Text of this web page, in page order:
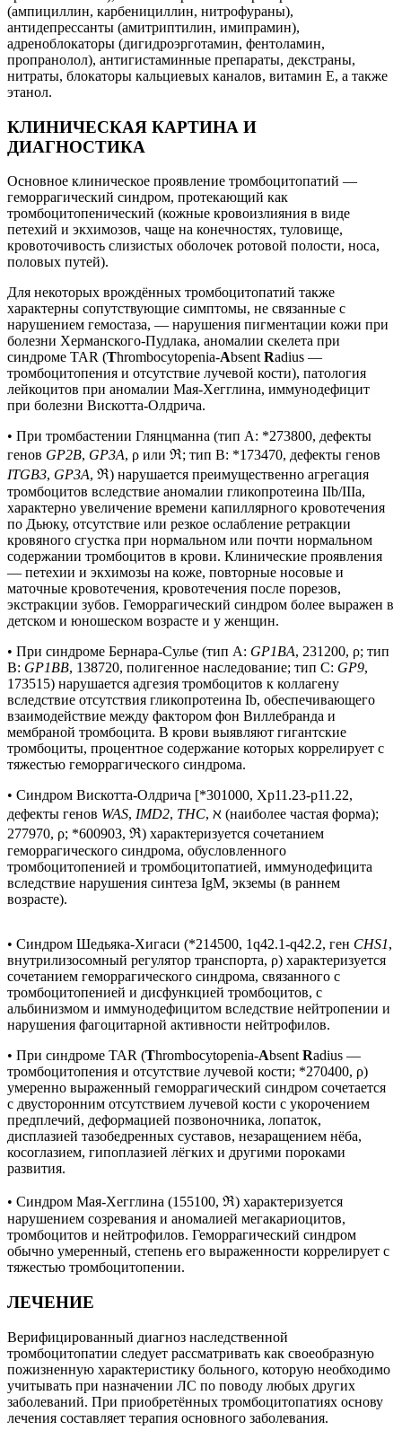
(ампициллин, карбенициллин, нитрофураны),
антидепрессанты (амитриптилин, имипрамин),
адреноблокаторы (дигидроэрготамин, фентоламин,
пропранолол), антигистаминные препараты, декстраны,
нитраты, блокаторы кальциевых каналов, витамин Е, а также
этанол.
КЛИНИЧЕСКАЯ КАРТИНА И
ДИАГНОСТИКА
Основное клиническое проявление тромбоцитопатий —
геморрагический синдром, протекающий как
тромбоцитопенический (кожные кровоизлияния в виде
петехий и экхимозов, чаще на конечностях, туловище,
кровоточивость слизистых оболочек ротовой полости, носа,
половых путей).
Для некоторых врождённых тромбоцитопатий также
характерны сопутствующие симптомы, не связанные с
нарушением гемостаза, — нарушения пигментации кожи при
болезни Херманского-Пудлака, аномалии скелета при
синдроме TAR (Thrombocytopenia-Absent Radius —
тромбоцитопения и отсутствие лучевой кости), патология
лейкоцитов при аномалии Мая-Хегглина, иммунодефицит
при болезни Вискотта-Олдрича.
• При тромбастении Глянцманна (тип A: *273800, дефекты
генов GP2B, GP3A, ρ или ℜ; тип B: *173470, дефекты генов
ITGB3, GP3A, ℜ) нарушается преимущественно агрегация
тромбоцитов вследствие аномалии гликопротеина IIb/IIIa,
характерно увеличение времени капиллярного кровотечения
по Дьюку, отсутствие или резкое ослабление ретракции
кровяного сгустка при нормальном или почти нормальном
содержании тромбоцитов в крови. Клинические проявления
— петехии и экхимозы на коже, повторные носовые и
маточные кровотечения, кровотечения после порезов,
экстракции зубов. Геморрагический синдром более выражен в
детском и юношеском возрасте и у женщин.
• При синдроме Бернара-Сулье (тип А: GP1BA, 231200, ρ; тип
B: GP1BB, 138720, полигенное наследование; тип C: GP9,
173515) нарушается адгезия тромбоцитов к коллагену
вследствие отсутствия гликопротеина Ib, обеспечивающего
взаимодействие между фактором фон Виллебранда и
мембраной тромбоцита. В крови выявляют гигантские
тромбоциты, процентное содержание которых коррелирует с
тяжестью геморрагического синдрома.
• Синдром Вискотта-Олдрича [*301000, Xp11.23-p11.22,
дефекты генов WAS, IMD2, THC, ℵ (наиболее частая форма);
277970, ρ; *600903, ℜ) характеризуется сочетанием
геморрагического синдрома, обусловленного
тромбоцитопенией и тромбоцитопатией, иммунодефицита
вследствие нарушения синтеза IgМ, экземы (в раннем
возрасте).
• Синдром Шедьяка-Хигаси (*214500, 1q42.1-q42.2, ген CHS1,
внутрилизосомный регулятор транспорта, ρ) характеризуется
сочетанием геморрагического синдрома, связанного с
тромбоцитопенией и дисфункцией тромбоцитов, с
альбинизмом и иммунодефицитом вследствие нейтропении и
нарушения фагоцитарной активности нейтрофилов.
• При синдроме TAR (Thrombocytopenia-Absent Radius —
тромбоцитопения и отсутствие лучевой кости; *270400, ρ)
умеренно выраженный геморрагический синдром сочетается
с двусторонним отсутствием лучевой кости с укорочением
предплечий, деформацией позвоночника, лопаток,
дисплазией тазобедренных суставов, незаращением нёба,
косоглазием, гипоплазией лёгких и другими пороками
развития.
• Синдром Мая-Хегглина (155100, ℜ) характеризуется
нарушением созревания и аномалией мегакариоцитов,
тромбоцитов и нейтрофилов. Геморрагический синдром
обычно умеренный, степень его выраженности коррелирует с
тяжестью тромбоцитопении.
ЛЕЧЕНИЕ
Верифицированный диагноз наследственной
тромбоцитопатии следует рассматривать как своеобразную
пожизненную характеристику больного, которую необходимо
учитывать при назначении ЛС по поводу любых других
заболеваний. При приобретённых тромбоцитопатиях основу
лечения составляет терапия основного заболевания.